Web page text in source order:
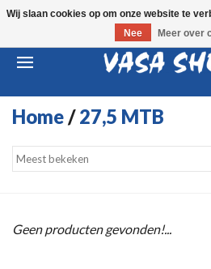
Home/27,5 MTB
Geen producten gevonden!...
Wij slaan cookies op om onze website te
Nee
Meer over